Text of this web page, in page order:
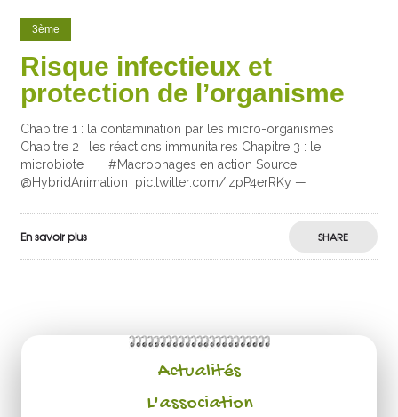
3ème
Risque infectieux et
protection de l’organisme
Chapitre 1 : la contamination par les micro-organismes
Chapitre 2 : les réactions immunitaires Chapitre 3 : le
microbiote #Macrophages en action Source:
@HybridAnimation
pic.twitter.com/izpP4erRKy —
En savoir plus SHARE
Actualités
L'association